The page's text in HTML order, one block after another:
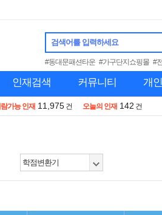
검색어를 입력하세요
#동대문패션타운 #가구단지쇼핑몰 #
인재검색 커뮤니티 개
가능 인재 11,975 건 오늘의 인재 142 건